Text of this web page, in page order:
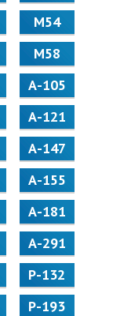
М54
М58
А-105
А-121
А-147
А-155
А-181
А-291
Р-132
Р-193